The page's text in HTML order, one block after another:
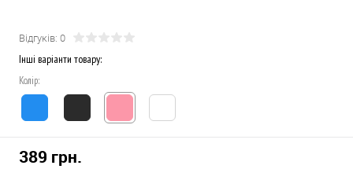
Відгуків: 0
Інші варіанти товару:
Колір:
389 грн.